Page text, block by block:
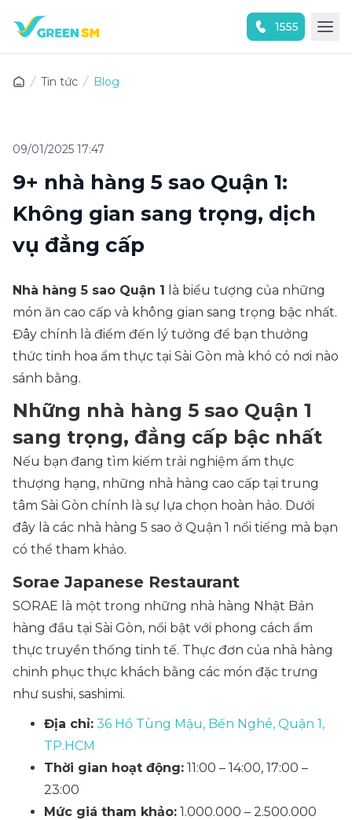
1555
Tin tức Blog
09/01/2025 17:47
9+ nhà hàng 5 sao Quận 1​:
Không gian sang trọng, dịch
vụ đẳng cấp
Nhà hàng 5 sao Quận 1 là biểu tượng của những
món ăn cao cấp và không gian sang trọng bậc nhất.
Đây chính là điểm đến lý tưởng để bạn thưởng
thức tinh hoa ẩm thực tại Sài Gòn mà khó có nơi nào
sánh bằng.
Những nhà hàng 5 sao Quận 1
sang trọng, đẳng cấp bậc nhất
Nếu bạn đang tìm kiếm trải nghiệm ẩm thực
thượng hạng, những nhà hàng cao cấp tại trung
tâm Sài Gòn chính là sự lựa chọn hoàn hảo. Dưới
đây là các nhà hàng 5 sao ở Quận 1​ nổi tiếng mà bạn
có thể tham khảo.
Sorae Japanese Restaurant
SORAE là một trong những nhà hàng Nhật Bản
hàng đầu tại Sài Gòn, nổi bật với phong cách ẩm
thực truyền thống tinh tế. Thực đơn của nhà hàng
chinh phục thực khách bằng các món đặc trưng
như sushi, sashimi.
Địa chỉ: 36 Hồ Tùng Mậu, Bến Nghé, Quận 1,
TP.HCM
Thời gian hoạt động: 11:00 – 14:00, 17:00 –
23:00
Mức giá tham khảo: 1.000.000 – 2.500.000